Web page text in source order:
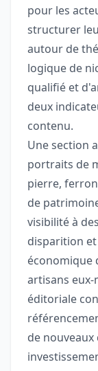
pour les
structurer
autour de
logique de
qualifié et
deux
contenu.
Une section
portraits de
pierre,
de
visibilité à
disparition
économique
artisans
éditoriale
de